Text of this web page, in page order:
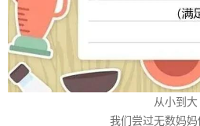
从小到大
我们尝过无数妈